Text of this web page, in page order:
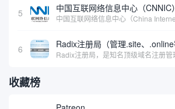
5 中国互联网络信息中心（CNNIC）
6
收藏榜